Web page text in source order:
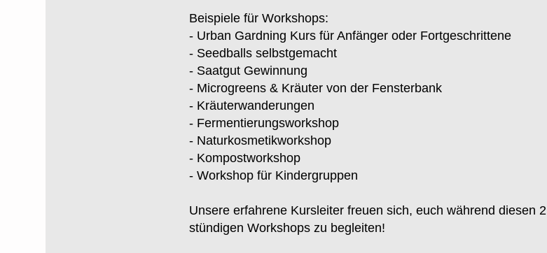
Beispiele für Workshops:
- Urban Gardning Kurs für Anfänger oder Fortgeschrittene
- Seedballs selbstgemacht
- Saatgut Gewinnung
- Microgreens & Kräuter von der Fensterbank
- Kräuterwanderungen
- Fermentierungsworkshop
- Naturkosmetikworkshop
- Kompostworkshop
- Workshop für Kindergruppen
Unsere erfahrene Kursleiter freuen sich, euch während diesen 2
stündigen Workshops zu begleiten!